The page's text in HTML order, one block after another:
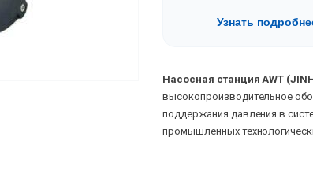
Узнать
Насосная станция AWT
высокопроизводительное
поддержания давления в
промышленных